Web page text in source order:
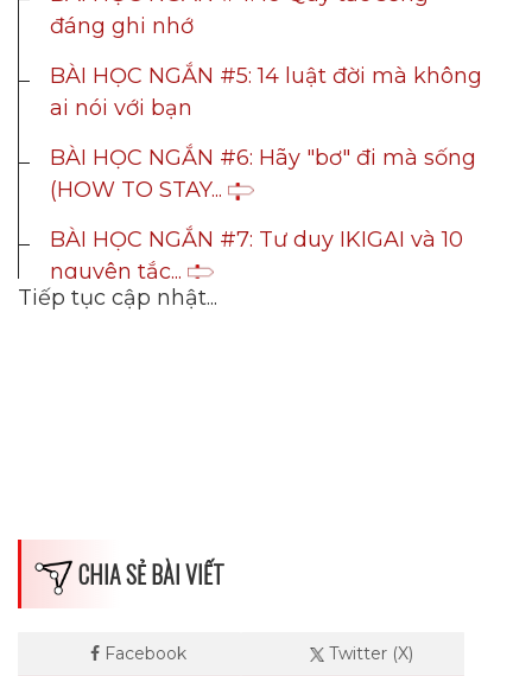
CHIA SẺ BÀI VIẾT
Facebook Twitter (X)